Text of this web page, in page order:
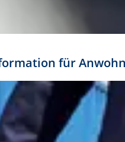
für